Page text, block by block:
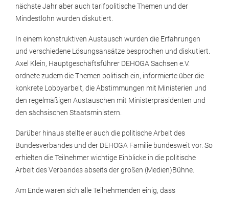
nächste Jahr aber auch tarifpolitische Themen und der
Mindestlohn wurden diskutiert.
In einem konstruktiven Austausch wurden die Erfahrungen
und verschiedene Lösungsansätze besprochen und diskutiert.
Axel Klein, Hauptgeschäftsführer DEHOGA Sachsen e.V.
ordnete zudem die Themen politisch ein, informierte über die
konkrete Lobbyarbeit, die Abstimmungen mit Ministerien und
den regelmäßigen Austauschen mit Ministerpräsidenten und
den sächsischen Staatsministern.
Darüber hinaus stellte er auch die politische Arbeit des
Bundesverbandes und der DEHOGA Familie bundesweit vor. So
erhielten die Teilnehmer wichtige Einblicke in die politische
Arbeit des Verbandes abseits der großen (Medien)Bühne.
Am Ende waren sich alle Teilnehmenden einig, dass